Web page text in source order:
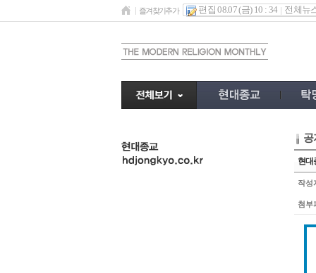
즐겨찾기추가 편집 08.07 (금) 10 : 34 전체뉴
공
현대
작성
첨부